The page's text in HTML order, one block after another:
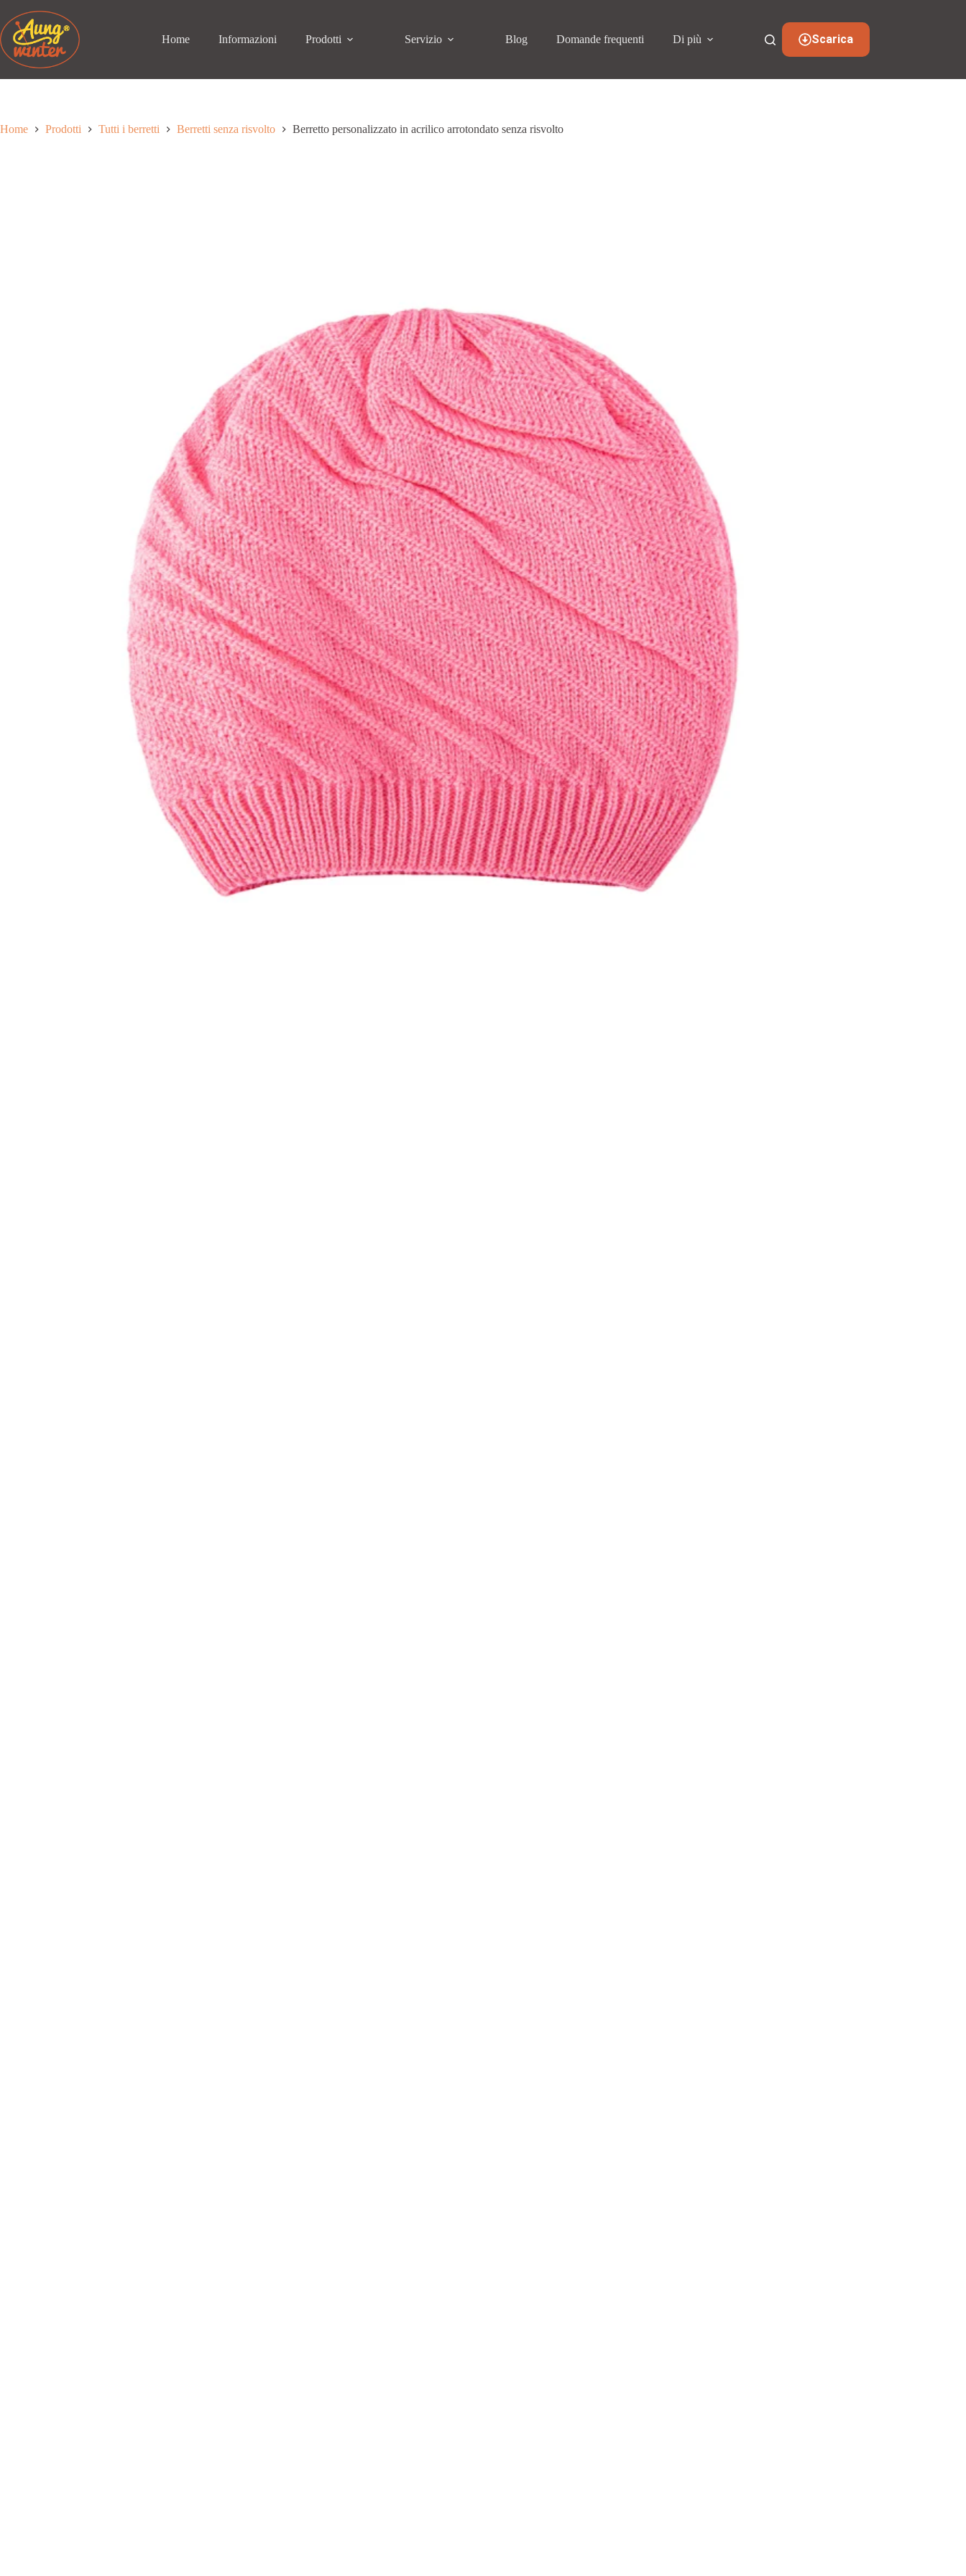
contenuto
Home Informazioni Prodotti Servizio Blog Domande frequenti Di più Scarica
Home Prodotti Tutti i berretti Berretti senza risvolto Berretto personalizzato in acrilico arrotondato senza risvolto